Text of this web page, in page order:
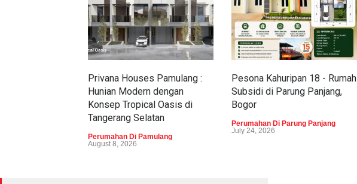
Privana Houses Pamulang :
Hunian Modern dengan
Konsep Tropical Oasis di
Tangerang Selatan
Perumahan Di Pamulang
August 8, 2026
Pesona Kahuripan 18 - Rumah
Subsidi di Parung Panjang,
Bogor
Perumahan Di Parung Panjang
July 24, 2026